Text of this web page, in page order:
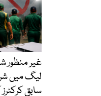
غیر منظور
لیگ میں
سابق